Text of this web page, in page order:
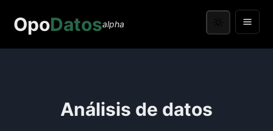
OpoDatosalpha
Análisis de datos